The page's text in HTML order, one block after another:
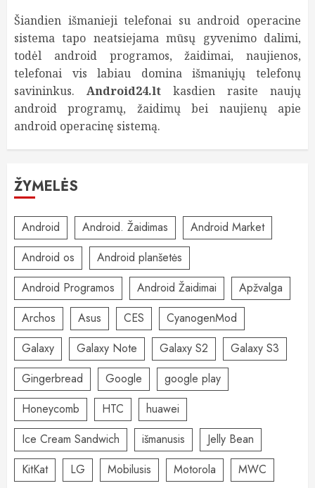
Šiandien išmanieji telefonai su android operacine
sistema tapo neatsiejama mūsų gyvenimo dalimi,
todėl android programos, žaidimai, naujienos,
telefonai vis labiau domina išmaniųjų telefonų
savininkus. Android24.lt kasdien rasite naujų
android programų, žaidimų bei naujienų apie
android operacinę sistemą.
ŽYMELĖS
Android Android. Žaidimas
Android Market
Android os
Android planšetės
Android Programos
Android Žaidimai
Apžvalga
Archos
Asus CES
CyanogenMod
Galaxy
Galaxy Note Galaxy S2
Galaxy S3
Gingerbread
Google
google play
Honeycomb
HTC
huawei
Ice Cream Sandwich
išmanusis
Jelly Bean
KitKat
LG Mobilusis Motorola
MWC